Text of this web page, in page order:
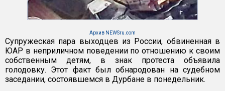
Архив NEWSru.com
Супружеская пара выходцев из России, обвиненная в
ЮАР в неприличном поведении по отношению к своим
собственным детям, в знак протеста объявила
голодовку. Этот факт был обнародован на судебном
заседании, состоявшемся в Дурбане в понедельник.